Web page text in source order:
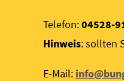
Telefon:04528-
Hinweis: sollten
E-Mail: